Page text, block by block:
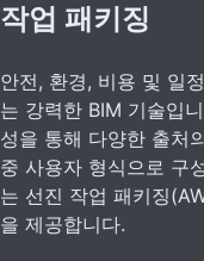
작업 패키징
안전, 환경, 비용 및 일
는 강력한 BIM 기술입
성을 통해 다양한 출처
중 사용자 형식으로 구
는 선진 작업 패키징
을 제공합니다.